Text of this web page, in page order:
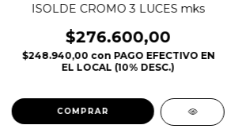
ISOLDE CROMO 3 LUCES mks
$276.600,00
$248.940,00 con PAGO EFECTIVO EN
EL LOCAL (10% DESC.)